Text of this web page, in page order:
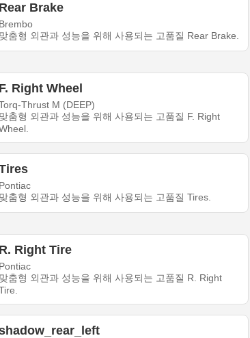
Rear Brake
Brembo
맞춤형 외관과 성능을 위해 사용되는 고품질 Rear Brake.
F. Right Wheel
Thrust M (DEEP)
맞춤형 외관과 성능을 위해 사용되는 고품질 F. Right
Pontiac
맞춤형 외관과 성능을 위해 사용되는 고품질 Tires.
R. Right Tire
Pontiac
맞춤형 외관과 성능을 위해 사용되는 고품질 R. Right